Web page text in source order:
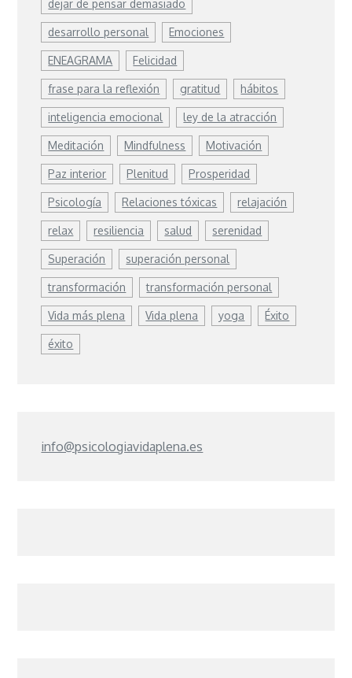
dejar de pensar demasiado
desarrollo personal Emociones
ENEAGRAMA Felicidad
frase para la reflexión gratitud hábitos
inteligencia emocional ley de la atracción
Meditación Mindfulness Motivación
Paz interior Plenitud Prosperidad
Psicología Relaciones tóxicas relajación
relax resiliencia salud serenidad
Superación superación personal
transformación transformación personal
Vida más plena Vida plena yoga Éxito
éxito
info@psicologiavidaplena.es